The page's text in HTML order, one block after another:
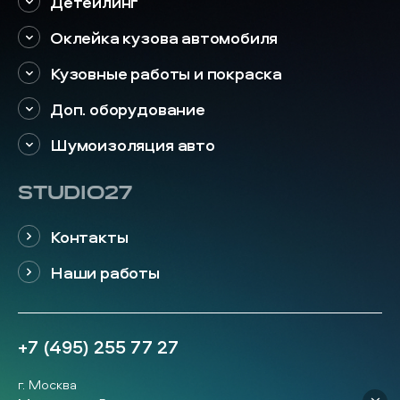
Оклейка кузова автомобиля
Кузовные работы и покраска
Доп. оборудование
Шумоизоляция авто
STUDIO27
Контакты
Наши работы
+7 (495) 255 77 27
г. Москва